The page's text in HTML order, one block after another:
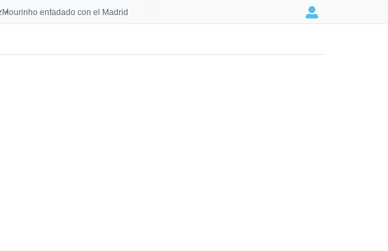
Mourinho enfadado con el Madrid Login